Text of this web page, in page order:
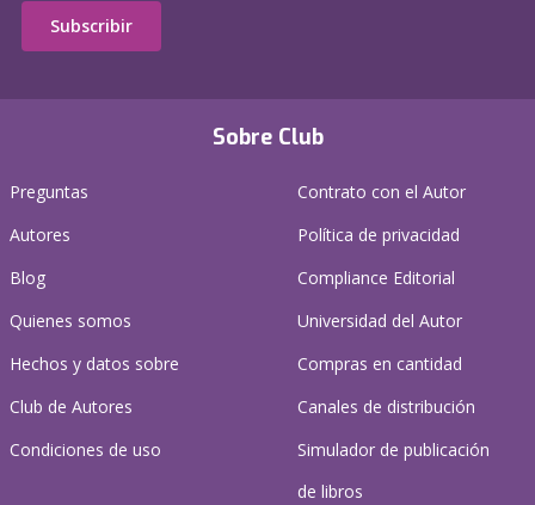
Sobre Club
Preguntas
Autores
Blog
Quienes somos
Hechos y datos sobre
Club de Autores
Condiciones de uso
Contrato con el Autor
Política de privacidad
Compliance Editorial
Universidad del Autor
Compras en cantidad
Canales de distribución
Simulador de publicación
de libros
Subscribir